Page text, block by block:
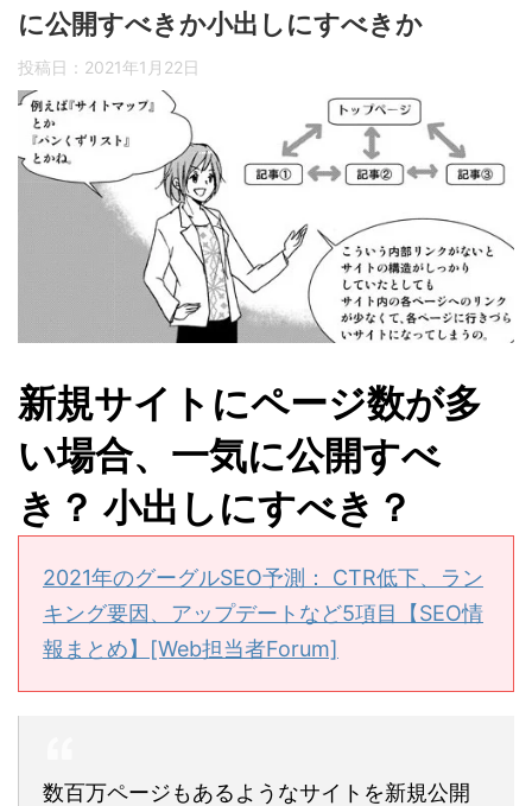
に公開すべきか小出しにすべきか
投稿日： 2021年1月22日
新規サイトにページ数が多
い場合、一気に公開すべ
き？ 小出しにすべき？
2021年のグーグルSEO予測： CTR低下、ラン
キング要因、アップデートなど5項目【SEO情
報まとめ】[Web担当者Forum]
数百万ページもあるようなサイトを新規公開